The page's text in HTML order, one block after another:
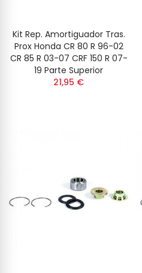
Kit Rep. Amortiguador Tras.
Prox Honda CR 80 R 96-02
CR 85 R 03-07 CRF 150 R 07-
19 Parte Superior
21,95 €